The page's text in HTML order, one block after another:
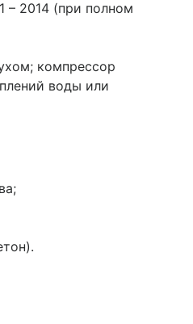
– 2014 (при полном
компрессор
воды или